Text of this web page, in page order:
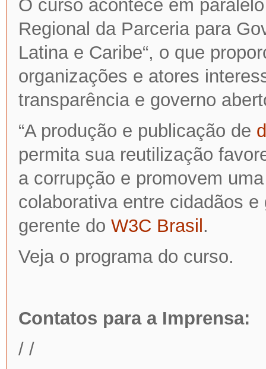
O curso acontece em
Regional da Parceria para
Latina e Caribe“, o que
organizações e atores
transparência e governo
“A produção e publicação de
permita sua reutilização
a corrupção e promovem
colaborativa entre cidadãos
gerente do W3C Brasil .
Veja o programa do curso.
Contatos para a Imprensa:
/ /